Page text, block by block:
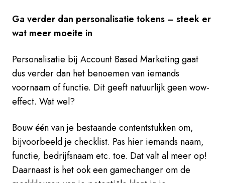
Ga verder dan personalisatie tokens – steek er
wat meer moeite in
Personalisatie bij Account Based Marketing gaat
dus verder dan het benoemen van iemands
voornaam of functie. Dit geeft natuurlijk geen wow-
effect. Wat wel?
Bouw één van je bestaande contentstukken om,
bijvoorbeeld je checklist. Pas hier iemands naam,
functie, bedrijfsnaam etc. toe. Dat valt al meer op!
Daarnaast is het ook een gamechanger om de